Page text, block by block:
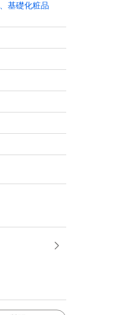
基礎化粧品